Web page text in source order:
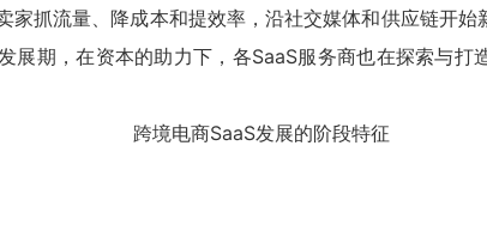
家抓流量、降成本和提效率，沿社交媒体和供应链开
展期，在资本的助力下，各SaaS服务商也在探索与打
跨境电商SaaS发展的阶段特征